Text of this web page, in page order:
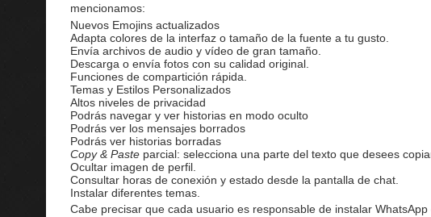
mencionamos:
Nuevos Emojins actualizados
Adapta colores de la interfaz o tamaño de la fuente a tu gusto.
Envía archivos de audio y vídeo de gran tamaño.
Descarga o envía fotos con su calidad original.
Funciones de compartición rápida.
Temas y Estilos Personalizados
Altos niveles de privacidad
Podrás navegar y ver historias en modo oculto
Podrás ver los mensajes borrados
Podrás ver historias borradas
Copy & Paste parcial: selecciona una parte del texto que desees
Ocultar imagen de perfil.
Consultar horas de conexión y estado desde la pantalla de chat.
Instalar diferentes temas.
Cabe precisar que cada usuario es responsable de instalar